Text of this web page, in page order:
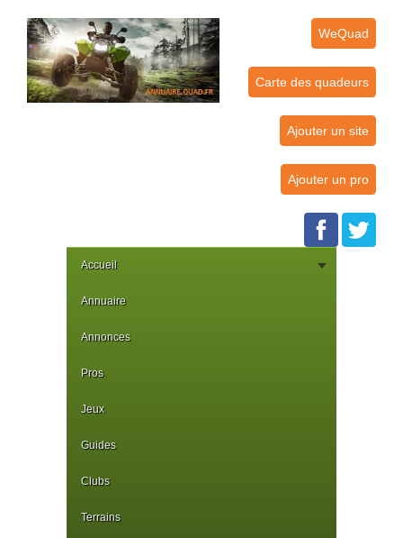
WeQuad
Carte des quadeurs
Ajouter un site
Ajouter un pro
Accueil
Annuaire
Annonces
Pros
Jeux
Guides
Clubs
Terrains